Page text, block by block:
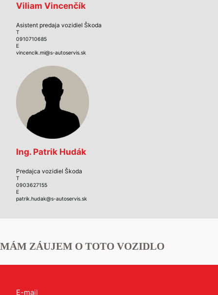
Viliam Vincenčík
Asistent predaja vozidiel Škoda
T
0910710685
E
vincencik.mi@s-autoservis.sk
Ing. Patrik Hudák
Predajca vozidiel Škoda
T
0903627155
E
patrik.hudak@s-autoservis.sk
MÁM ZÁUJEM O TOTO VOZIDLO
Kontakt
E-mail